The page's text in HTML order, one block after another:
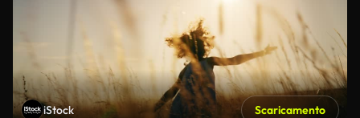
iStock Scaricamento